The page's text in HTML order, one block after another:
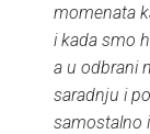
momenata
i kada smo
a u odbrani
saradnju i
samostalno